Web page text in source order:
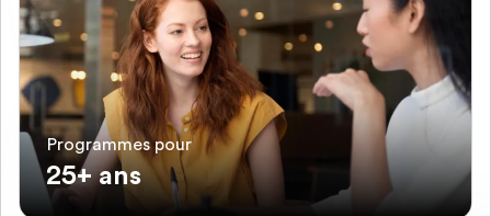
Programmes pour
25+ ans